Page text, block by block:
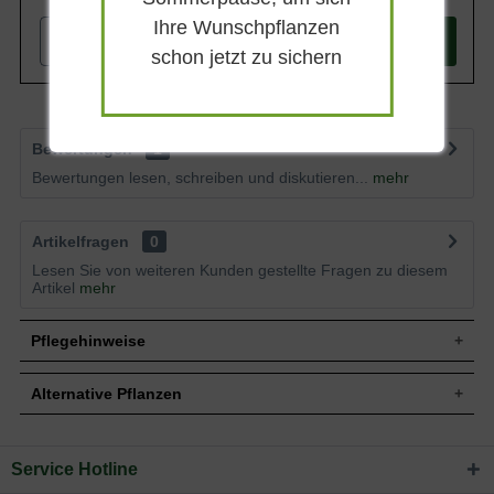
+ In den
Bewertungen
1
Bewertungen lesen, schreiben und diskutieren...
mehr
Artikelfragen
0
Lesen Sie von weiteren Kunden gestellte Fragen zu diesem
Artikel mehr
Pflegehinweise
Pflanz- und Pflegetipps Potentilla fruticosa
Alternative Pflanzen
Sie suchen eine Alternative?
Ihre Wunschpflanzen
schon jetzt zu sichern
Service Hotline